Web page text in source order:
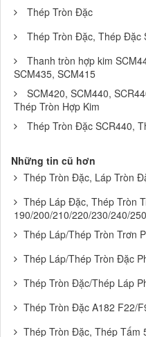
Thép Tròn Đặc
Thép Tròn Đặc, Thép Đặc
Thanh tròn hợp kim
SCM435, SCM415
SCM420, SCM440,
Thép Tròn Hợp Kim
Thép Tròn Đặc SCR440,
Những tin cũ hơn
Thép Tròn Đặc, Láp Tròn
Thép Láp Đặc, Thép Tròn
190/200/210/220/230/240/250
Thép Láp/Thép Tròn Trơn
Thép Láp/Thép Tròn Đặc
Thép Tròn Đặc/Thép Láp
Thép Tròn Đặc A182 F22/
Thép Tròn Đặc, Thép Tấm